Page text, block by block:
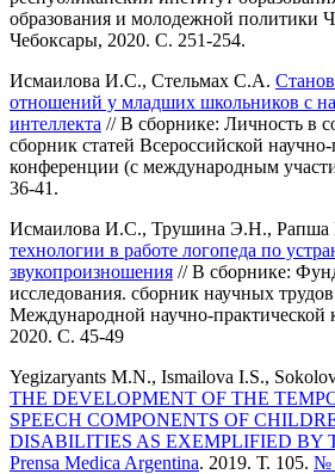
образования и молодежной политики
Чебоксары, 2020. С. 251-254.
Исмаилова И.С., Стельмах С.А.
отношений у младших школьников с
интеллекта // В сборнике: Личность в
сборник статей Всероссийской
конференции (с международным
36-41.
Исмаилова И.С., Трушина Э.Н.,
технологии в работе логопеда по
звукопроизношения // В сборнике:
исследования. сборник научных
Международной научно-практической
2020. С. 45-49
Yegizaryants M.N., Ismailova I.S.,
THE DEVELOPMENT OF THE
SPEECH COMPONENTS OF
DISABILITIES AS EXEMPLIFIED BY
Prensa Medica Argentina. 2019. Т. 105. №